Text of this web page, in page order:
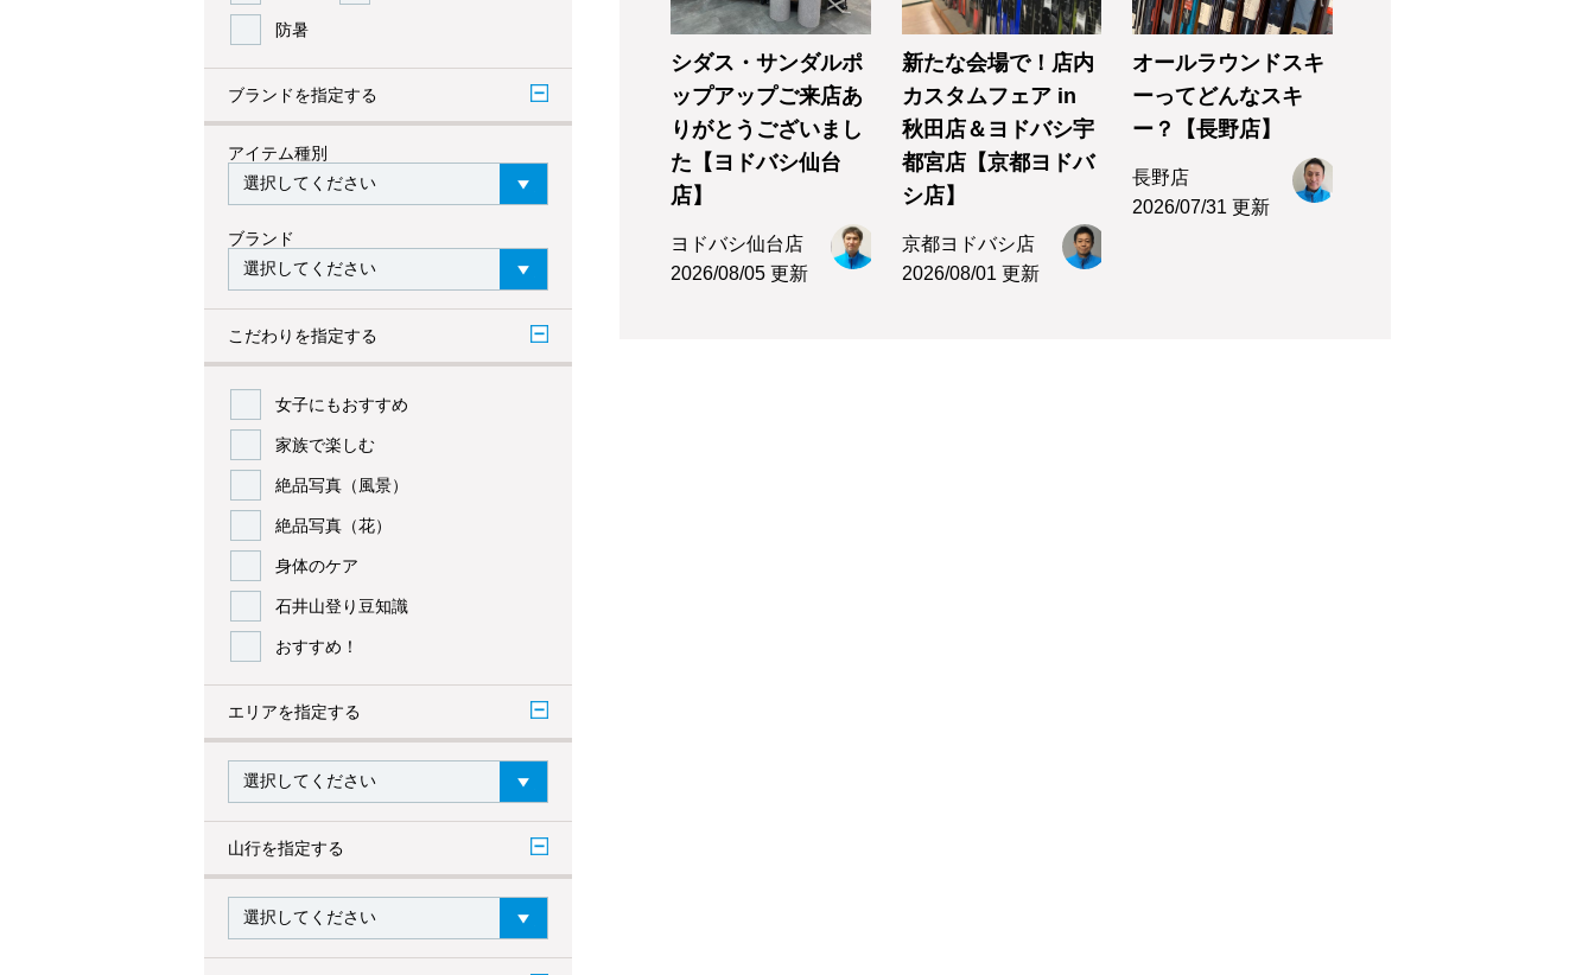
防暑
ブランドを指定する
アイテム種別
ブランド
こだわりを指定する
女子にもおすすめ
家族で楽しむ
絶品写真（風景）
絶品写真（花）
身体のケア
石井山登り豆知識
おすすめ！
エリアを指定する
山行を指定する
シダス・サンダルポ
ップアップご来店あ
りがとうございまし
た【ヨドバシ仙台
店】
ヨドバシ仙台店
2026/08/05 更新
新たな会場で！店内
カスタムフェア in
秋田店＆ヨドバシ宇
都宮店【京都ヨドバ
シ店】
京都ヨドバシ店
2026/08/01 更新
オールラウンドスキ
ーってどんなスキ
ー？【長野店】
長野店
2026/07/31 更新